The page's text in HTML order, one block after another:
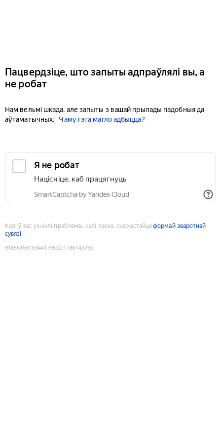
Пацвердзіце, што запыты адпраўлялі вы, а
не робат
Нам вельмі шкада, але запыты з вашай прылады падобныя да
аўтаматычных.
Чаму гэта магло адбыцца?
Я не робат
Націсніце, каб працягнуць
SmartCaptcha by Yandex Cloud
Калі ў вас узніклі праблемы, калі ласка, скарыстайцеформай зваротнай
сувязі
9185616616344179632:1786143795